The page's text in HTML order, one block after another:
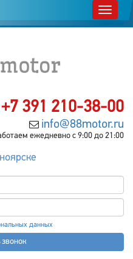
+7 391 210-38-00
info@88motor.ru
ежедневно с 9:00 до 21:00
данных